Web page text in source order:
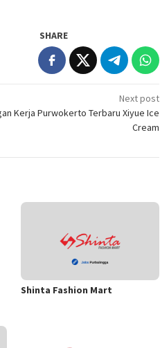
SHARE
Next post
Kerja Purwokerto Terbaru Xiyue Ice
Cream
Shinta Fashion Mart